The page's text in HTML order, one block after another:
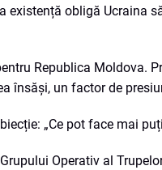
existență obligă Ucraina
Republica Moldova.
însăși, un factor de
„Ce pot face mai
Operativ al